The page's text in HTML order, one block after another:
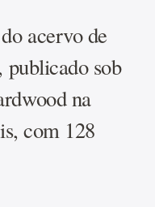
acervo de
sob
na
com 128